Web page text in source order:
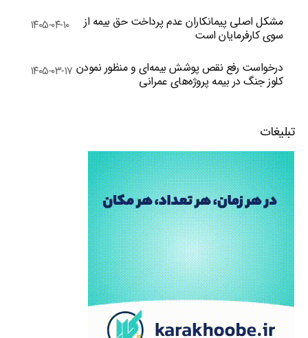
مشکل اصلی پیمانکاران عدم پرداخت حق بیمه از
سوی کارفرمایان است
۱۴۰۵-۰۴-۱۰
درخواست رفع نقص پوشش بیمه‌ای و منظور نمودن
کلوز جنگ در بیمه پروژه‌های عمرانی
۱۴۰۵-۰۳-۱۷
تبلیغات